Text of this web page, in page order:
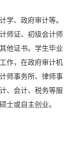
学、政府审计等。
师证、初级会计师
他证书。学生毕业
作，在政府审计机
师事务所、律师事
、会计、税务等服
士或自主创业。